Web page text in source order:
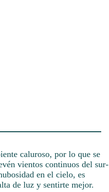
caluroso, por lo que se
vientos continuos del sur-
en el cielo, es
de luz y sentirte mejor.